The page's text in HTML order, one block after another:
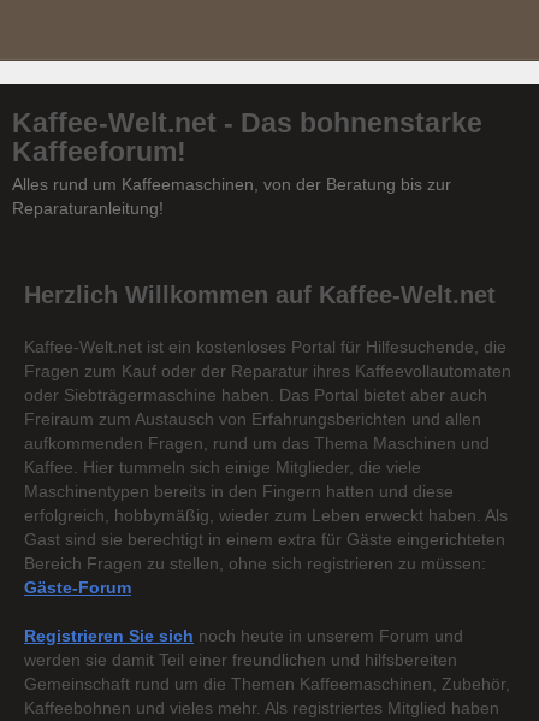
Kaffee-Welt.net - Das bohnenstarke
Kaffeeforum!
Alles rund um Kaffeemaschinen, von der Beratung bis zur
Reparaturanleitung!
Herzlich Willkommen auf Kaffee-Welt.net
Kaffee-Welt.net ist ein kostenloses Portal für Hilfesuchende, die
Fragen zum Kauf oder der Reparatur ihres Kaffeevollautomaten
oder Siebträgermaschine haben. Das Portal bietet aber auch
Freiraum zum Austausch von Erfahrungsberichten und allen
aufkommenden Fragen, rund um das Thema Maschinen und
Kaffee. Hier tummeln sich einige Mitglieder, die viele
Maschinentypen bereits in den Fingern hatten und diese
erfolgreich, hobbymäßig, wieder zum Leben erweckt haben. Als
Gast sind sie berechtigt in einem extra für Gäste eingerichteten
Bereich Fragen zu stellen, ohne sich registrieren zu müssen:
Gäste-Forum
Registrieren Sie sich noch heute in unserem Forum und
werden sie damit Teil einer freundlichen und hilfsbereiten
Gemeinschaft rund um die Themen Kaffeemaschinen, Zubehör,
Kaffeebohnen und vieles mehr. Als registriertes Mitglied haben